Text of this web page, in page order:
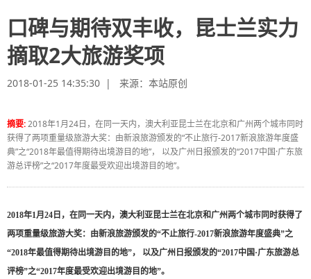
口碑与期待双丰收，昆士兰实力
摘取2大旅游奖项
2018-01-25 14:35:30 | 来源： 本站原创
摘要:2018年1月24日，在同一天内，澳大利亚昆士兰在北京和广州两个城市同时
获得了两项重量级旅游大奖：由新浪旅游颁发的“不止旅行-2017新浪旅游年度盛
典”之“2018年最值得期待出境游目的地”， 以及广州日报颁发的“2017中国·广东旅
游总评榜”之“2017年度最受欢迎出境游目的地”。
2018年1月 24 日，在同一天内，澳大利亚昆士兰在北京和广州两个城市同时获得了
两项重量级旅游大奖：由新浪旅游颁发的“不止旅行-2017新浪旅游年度盛典”之
“2018年最值得期待出境游目的地”， 以及广州日报颁发的“2017中国·广东旅游总
评榜”之“2017年度最受欢迎出境游目的地”。